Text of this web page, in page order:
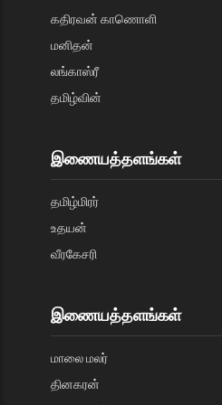
கதிரவன் காணொளி
மனிதன்
லங்காஸ்ரீ
தமிழ்வின்
இணையத்தளங்கள்
தமிழ்மிரர்
உதயன்
வீரகேசரி
இணையத்தளங்கள்
மாலை மலர்
தினகரன்